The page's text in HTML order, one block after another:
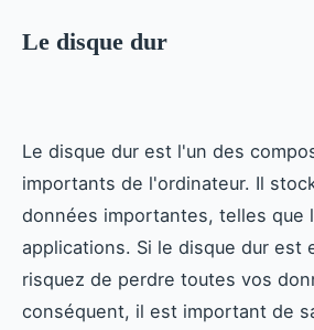
Le disque dur
Le disque dur est l'un des
importants de l'ordinateur. Il
données importantes, telles que
applications. Si le disque dur est
risquez de perdre toutes vos
conséquent, il est important de